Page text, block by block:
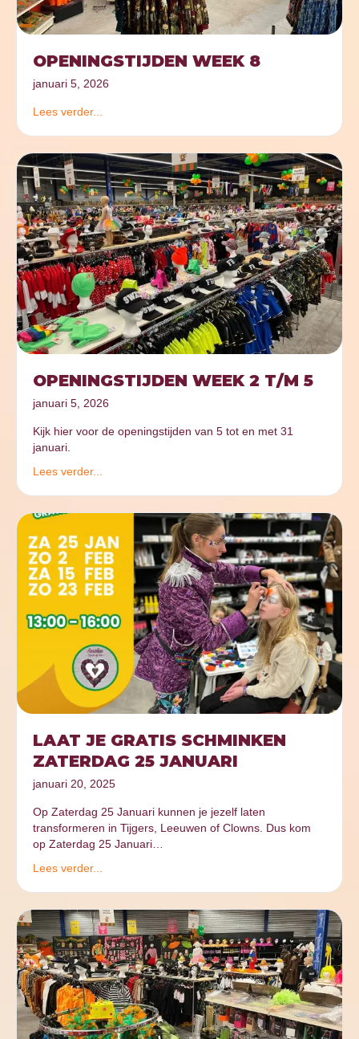
OPENINGSTIJDEN WEEK 8
januari 5, 2026
Lees verder...
OPENINGSTIJDEN WEEK 2 T/M 5
januari 5, 2026
Kijk hier voor de openingstijden van 5 tot en met 31
januari.
Lees verder...
LAAT JE GRATIS SCHMINKEN
ZATERDAG 25 JANUARI
januari 20, 2025
Op Zaterdag 25 Januari kunnen je jezelf laten
transformeren in Tijgers, Leeuwen of Clowns. Dus kom
op Zaterdag 25 Januari…
Lees verder...